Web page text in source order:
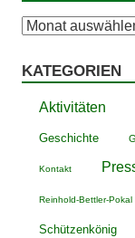
Archiv
KATEGORIEN
Aktivitäten
Geschichte
Kontakt
Reinhold-Bettler-Pokal
Schützenkönig